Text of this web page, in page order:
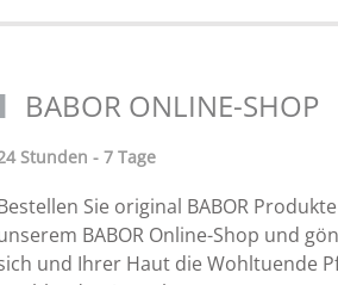
BABOR ONLINE-SHOP
Stunden - 7 Tage
Sie original BABOR
BABOR Online-Shop und
und Ihrer Haut die Wohltuende